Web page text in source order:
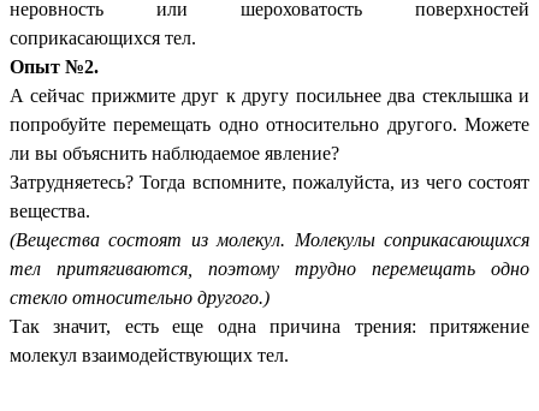
неровность или шероховатость поверхностей
соприкасающихся тел.
Опыт №2.
А сейчас прижмите друг к другу посильнее два стеклышка и
попробуйте перемещать одно относительно другого. Можете
ли вы объяснить наблюдаемое явление?
Затрудняетесь? Тогда вспомните, пожалуйста, из чего состоят
вещества.
(Вещества состоят из молекул. Молекулы соприкасающихся
тел притягиваются, поэтому трудно перемещать одно
стекло относительно другого.)
Так значит, есть еще одна причина трения: притяжение
молекул взаимодействующих тел.